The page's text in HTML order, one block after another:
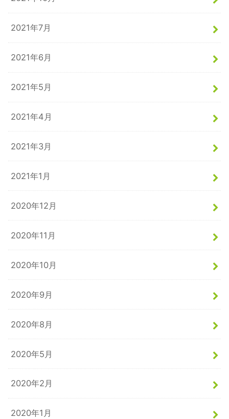
2021年7月
2021年6月
2021年5月
2021年4月
2021年3月
2021年1月
2020年12月
2020年11月
2020年10月
2020年9月
2020年8月
2020年5月
2020年2月
2020年1月